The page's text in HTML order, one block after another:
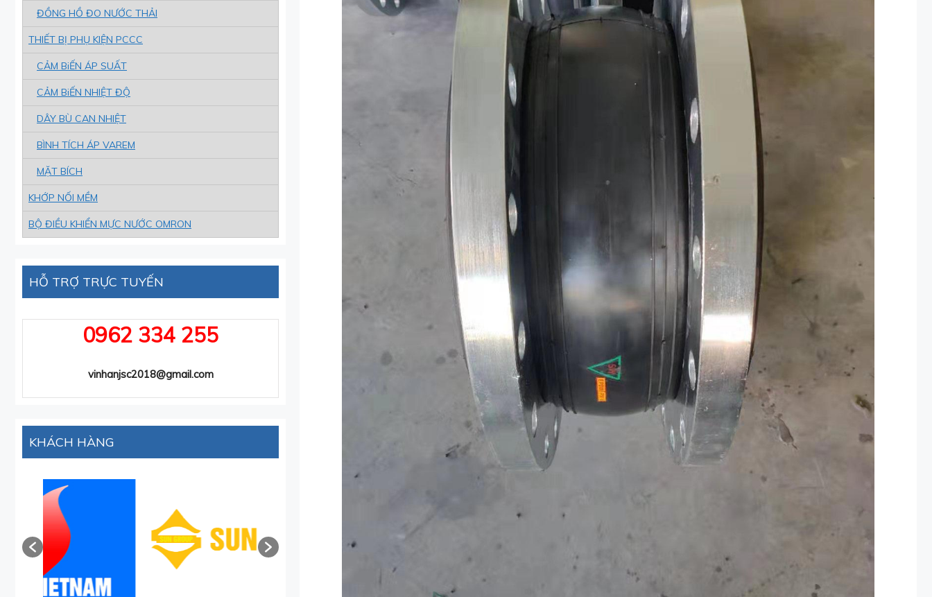
ĐỒNG HỒ ĐO NƯỚC THẢI
THIẾT BỊ PHỤ KIỆN PCCC
CẢM BiẾN ÁP SUẤT
CẢM BiẾN NHIỆT ĐỘ
DÂY BÙ CAN NHIỆT
BÌNH TÍCH ÁP VAREM
MẶT BÍCH
KHỚP NỐI MỀM
BỘ ĐIỀU KHIỂN MỰC NƯỚC OMRON
HỖ TRỢ TRỰC TUYẾN
0962 334 255
vinhanjsc2018@gmail.com
KHÁCH HÀNG